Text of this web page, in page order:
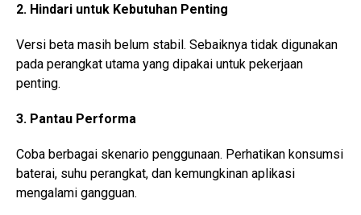
2. Hindari untuk Kebutuhan Penting
Versi beta masih belum stabil. Sebaiknya tidak digunakan
pada perangkat utama yang dipakai untuk pekerjaan
penting.
3. Pantau Performa
Coba berbagai skenario penggunaan. Perhatikan konsumsi
baterai, suhu perangkat, dan kemungkinan aplikasi
mengalami gangguan.